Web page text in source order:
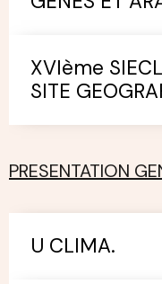
XVIème
SITE
PRESENTATION
U CLIMA.